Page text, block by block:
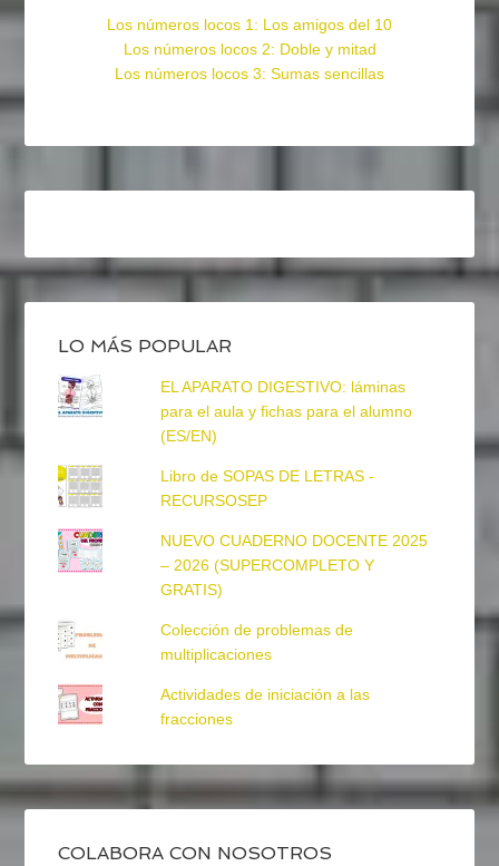
Los números locos 1: Los amigos del 10
Los números locos 2: Doble y mitad
Los números locos 3: Sumas sencillas
LO MÁS POPULAR
EL APARATO DIGESTIVO: láminas
para el aula y fichas para el alumno
(ES/EN)
Libro de SOPAS DE LETRAS -
RECURSOSEP
NUEVO CUADERNO DOCENTE 2025
– 2026 (SUPERCOMPLETO Y
GRATIS)
Colección de problemas de
multiplicaciones
Actividades de iniciación a las
fracciones
COLABORA CON NOSOTROS